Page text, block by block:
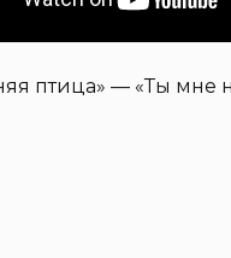
птица» — «Ты мне